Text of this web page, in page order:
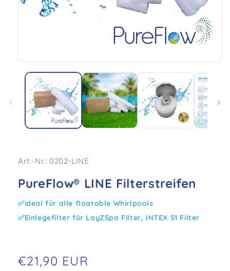
Medien
Modal
öffnen
SKU:
Art.-Nr.: 0202-LINE
PureFlow® LINE Filterstreifen
ideal für alle floatable Whirlpools
Einlegefilter für LayZSpa Filter, INTEX S1 Filter
Normaler
€21,90 EUR